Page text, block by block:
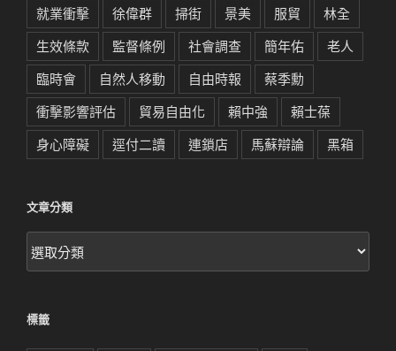
就業衝擊
徐偉群 掃街 景美 服貿
林全
生效條款
監督條例 社會調查 簡年佑
老人
臨時會
自然人移動 自由時報
蔡季勳
衝擊影響評估
貿易自由化 賴中強
賴士葆
身心障礙
逕付二讀 連鎖店 馬蘇辯論 黑箱
文章分類
文
章
標籤